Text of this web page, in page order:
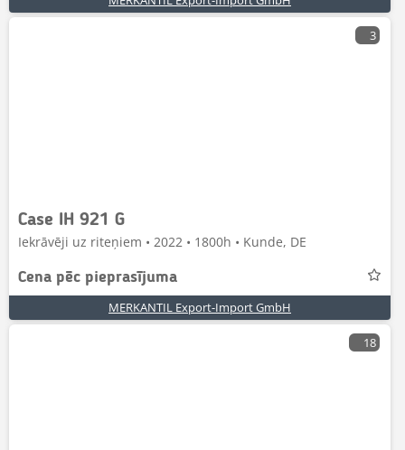
3
Case IH 921 G
Iekrāvēji uz riteņiem • 2022 • 1800h • Kunde, DE
Cena pēc pieprasījuma
MERKANTIL Export-Import GmbH
18